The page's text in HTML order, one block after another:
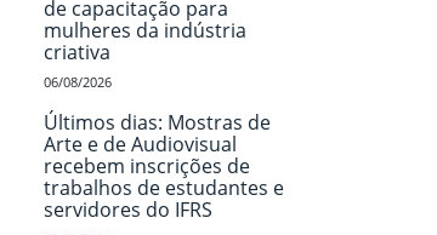
de capacitação para
mulheres da indústria
criativa
06/08/2026
Últimos dias: Mostras de
Arte e de Audiovisual
recebem inscrições de
trabalhos de estudantes e
servidores do IFRS